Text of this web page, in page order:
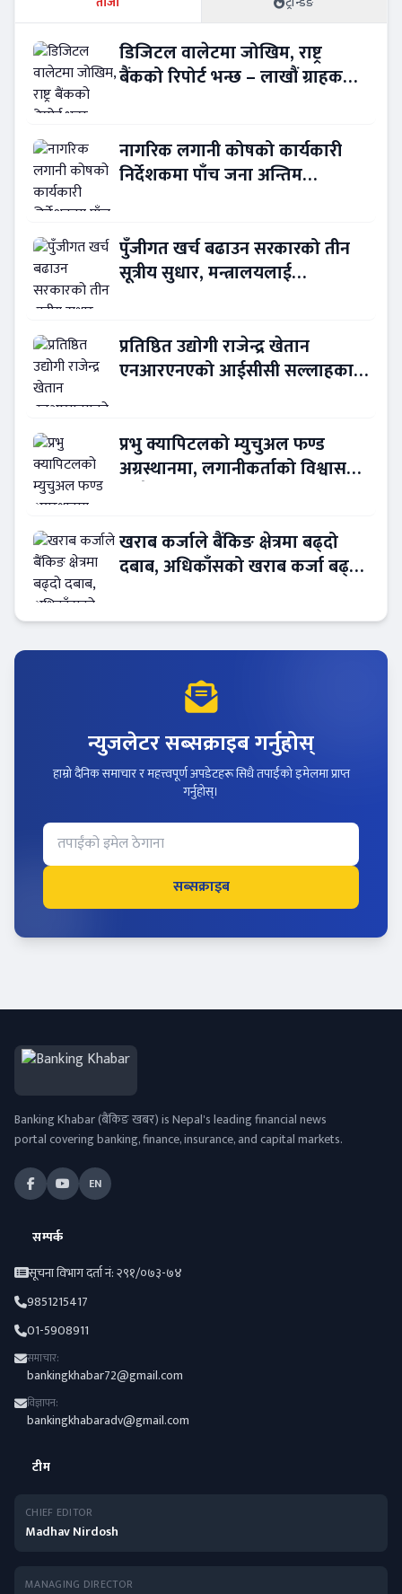
डिजिटल वालेटमा जोखिम, राष्ट्र
बैंकको रिपोर्ट भन्छ – लाखौं ग्राहकको
नागरिक लगानी कोषको कार्यकारी
निर्देशकमा पाँच जना अन्तिम
पुँजीगत खर्च बढाउन सरकारको तीन
सूत्रीय सुधार, मन्त्रालयलाई
प्रतिष्ठित उद्योगी राजेन्द्र खेतान
एनआरएनएको आईसीसी सल्लाहकार
प्रभु क्यापिटलको म्युचुअल फण्ड
अग्रस्थानमा, लगानीकर्ताको विश्वास
खराब कर्जाले बैंकिङ क्षेत्रमा बढ्दो
दबाब, अधिकाँसको खराब कर्जा बढ्दो
न्युजलेटर सब्सक्राइब गर्नुहोस्
हाम्रो दैनिक समाचार र महत्त्वपूर्ण अपडेटहरू सिधै तपाईंको इमेलमा प्राप्त
गर्नुहोस्।
सब्सक्राइब
Banking Khabar (बैंकिङ खबर) is Nepal's leading financial news
portal covering banking, finance, insurance, and capital markets.
EN
सम्पर्क
सूचना विभाग दर्ता नं: २९१/०७३-७४
9851215417
01-5908911
समाचार:
bankingkhabar72@gmail.com
विज्ञापन:
bankingkhabaradv@gmail.com
टीम
CHIEF EDITOR
Madhav Nirdosh
MANAGING DIRECTOR